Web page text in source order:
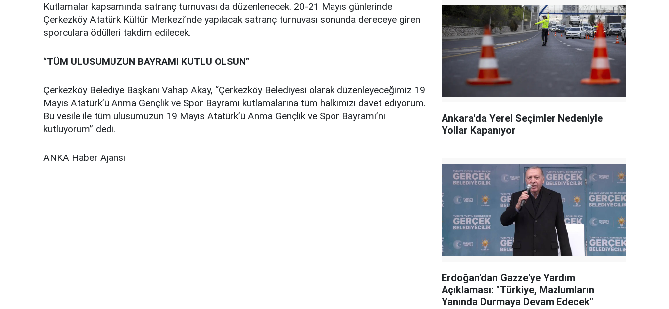
Kutlamalar kapsamında satranç turnuvası da düzenlenecek. 20-21 Mayıs günlerinde
Çerkezköy Atatürk Kültür Merkezi’nde yapılacak satranç turnuvası sonunda dereceye giren
sporculara ödülleri takdim edilecek.
“TÜM ULUSUMUZUN BAYRAMI KUTLU OLSUN”
Çerkezköy Belediye Başkanı Vahap Akay, “Çerkezköy Belediyesi olarak düzenleyeceğimiz 19
Mayıs Atatürk’ü Anma Gençlik ve Spor Bayramı kutlamalarına tüm halkımızı davet ediyorum.
Bu vesile ile tüm ulusumuzun 19 Mayıs Atatürk’ü Anma Gençlik ve Spor Bayramı’nı
kutluyorum” dedi.
ANKA Haber Ajansı
Ankara'da Yerel Seçimler Nedeniyle
Yollar Kapanıyor
Erdoğan'dan Gazze'ye Yardım
Açıklaması: "Türkiye, Mazlumların
Yanında Durmaya Devam Edecek"